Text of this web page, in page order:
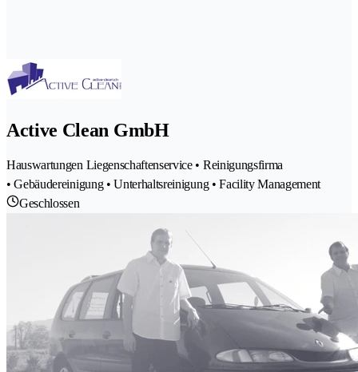
Active Clean GmbH
Hauswartungen Liegenschaftenservice • Reinigungsfirma
• Gebäudereinigung • Unterhaltsreinigung • Facility Management
Geschlossen